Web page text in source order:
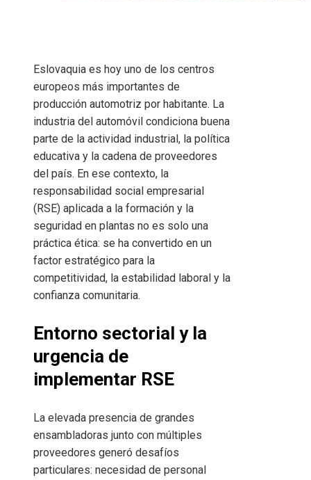
Eslovaquia es hoy uno de los centros
europeos más importantes de
producción automotriz por habitante. La
industria del automóvil condiciona buena
parte de la actividad industrial, la política
educativa y la cadena de proveedores
del país. En ese contexto, la
responsabilidad social empresarial
(RSE) aplicada a la formación y la
seguridad en plantas no es solo una
práctica ética: se ha convertido en un
factor estratégico para la
competitividad, la estabilidad laboral y la
confianza comunitaria.
Entorno sectorial y la
urgencia de
implementar RSE
La elevada presencia de grandes
ensambladoras junto con múltiples
proveedores generó desafíos
particulares: necesidad de personal